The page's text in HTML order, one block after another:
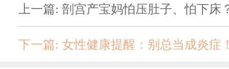
上一篇: 剖宫产宝妈怕压肚子、怕下
下一篇: 女性健康提醒：别总当成炎症